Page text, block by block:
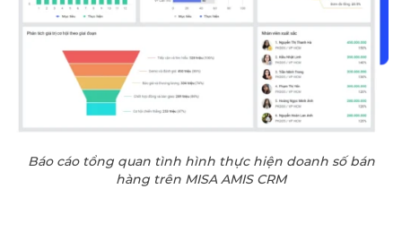
Báo cáo tổng quan tình hình thực hiện doanh số bán
hàng trên MISA AMIS CRM